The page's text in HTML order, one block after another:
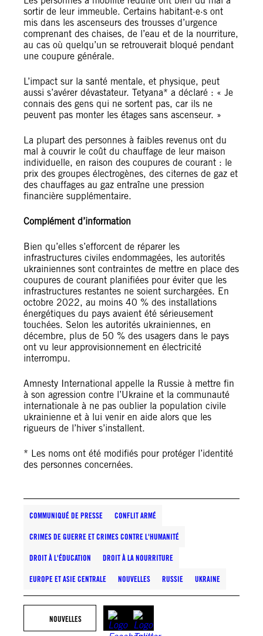
sortir de leur immeuble. Certains habitant·e·s ont
mis dans les ascenseurs des trousses d’urgence
comprenant des chaises, de l’eau et de la nourriture,
au cas où quelqu’un se retrouverait bloqué pendant
une coupure générale.
L’impact sur la santé mentale, et physique, peut
aussi s’avérer dévastateur. Tetyana* a déclaré : « Je
connais des gens qui ne sortent pas, car ils ne
peuvent pas monter les étages sans ascenseur. »
La plupart des personnes à faibles revenus ont du
mal à couvrir le coût du chauffage de leur maison
individuelle, en raison des coupures de courant : le
prix des groupes électrogènes, des citernes de gaz et
des chauffages au gaz entraîne une pression
financière supplémentaire.
Complément d’information
Bien qu’elles s’efforcent de réparer les
infrastructures civiles endommagées, les autorités
ukrainiennes sont contraintes de mettre en place des
coupures de courant planifiées pour éviter que les
infrastructures restantes ne soient surchargées. En
octobre 2022, au moins 40 % des installations
énergétiques du pays avaient été sérieusement
touchées. Selon les autorités ukrainiennes, en
décembre, plus de 50 % des usagers dans le pays
ont vu leur approvisionnement en électricité
interrompu.
Amnesty International appelle la Russie à mettre fin
à son agression contre l’Ukraine et la communauté
internationale à ne pas oublier la population civile
ukrainienne et à lui venir en aide alors que les
rigueurs de l’hiver s’installent.
* Les noms ont été modifiés pour protéger l’identité
des personnes concernées.
COMMUNIQUÉ DE PRESSE CONFLIT ARMÉ
CRIMES DE GUERRE ET CRIMES CONTRE L'HUMANITÉ
DROIT À L'ÉDUCATION DROIT À LA NOURRITURE
EUROPE ET ASIE CENTRALE NOUVELLES RUSSIE UKRAINE
NOUVELLES